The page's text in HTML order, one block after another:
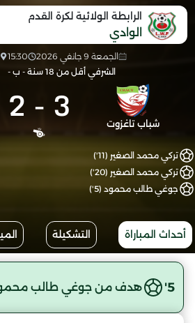
الرابطة الولائية لكرة القدم
الوادي
الجمعة 9 جانفي 2026 15:30
الشرفي أقل من 18 سنة - ب -
شباب تاغزوت 3
-
2
تركي محمد الصغير (11')
تركي محمد الصغير (20')
جوغي طالب محمود (5')
أحداث المباراة التشكيلة
5' هدف من جوغي طالب